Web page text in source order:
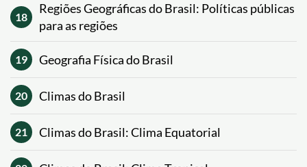
18
Regiões Geográficas do Brasil: Políticas públicas
para as regiões
19 Geografia Física do Brasil
20 Climas do Brasil
21 Climas do Brasil: Clima Equatorial